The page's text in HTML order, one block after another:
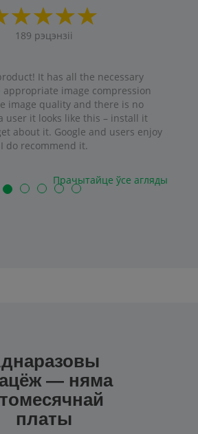
189 рэцэнзіі
It has all the necessary
image compression
image quality and there is no
user it looks like this – install it
about it. Google and users enjoy
do recommend it.
Прачытайце ўсе агляды
— няма
платы